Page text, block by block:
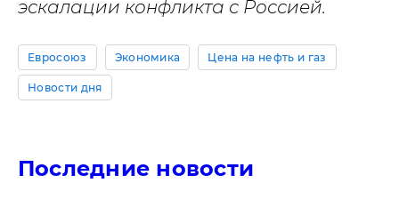
эскалации конфликта с Россией.
Евросоюз Экономика Цена на нефть и газ
Новости дня
Последние новости